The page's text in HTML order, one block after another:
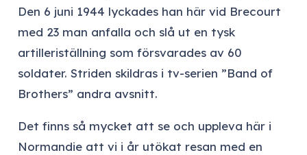
Den 6 juni 1944 lyckades han här vid Brecourt
med 23 man anfalla och slå ut en tysk
artilleriställning som försvarades av 60
soldater. Striden skildras i tv-serien ”Band of
Brothers” andra avsnitt.
Det finns så mycket att se och uppleva här i
Normandie att vi i år utökat resan med en